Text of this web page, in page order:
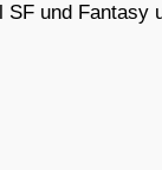
und Fantasy